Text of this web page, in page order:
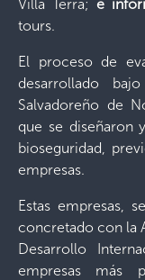
Villa Terra; e
tours.
El proceso de
desarrollado
Salvadoreño de
que se diseñaron
bioseguridad,
empresas.
Estas empresas,
concretado con la
Desarrollo
empresas más